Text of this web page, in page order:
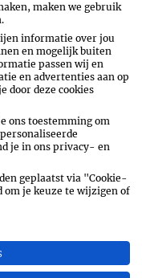
tot 1u
maken we gebruik
informatie over jou
en mogelijk buiten
passen wij en
en advertenties aan op
door deze cookies
ons toestemming om
je in ons privacy- en
geplaatst via "Cookie-
je keuze te wijzigen of